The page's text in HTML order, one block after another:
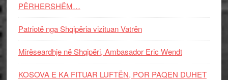
PËRHERSHËM…
Patriotë nga Shqipëria vizituan Vatrën
Mirëseardhje në Shqipëri, Ambasador Eric Wendt
KOSOVA E KA FITUAR LUFTËN, POR PAQEN DUHET